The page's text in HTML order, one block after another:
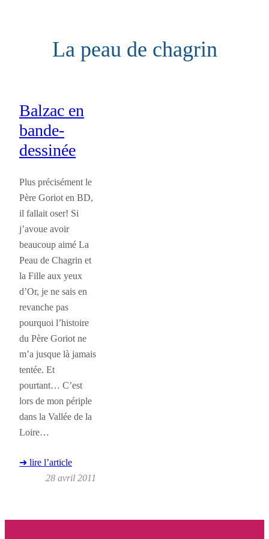
La peau de chagrin
Balzac en
bande-
dessinée
Plus précisément le
Père Goriot en BD,
il fallait oser! Si
j’avoue avoir
beaucoup aimé La
Peau de Chagrin et
la Fille aux yeux
d’Or, je ne sais en
revanche pas
pourquoi l’histoire
du Père Goriot ne
m’a jusque là jamais
tentée. Et
pourtant… C’est
lors de mon périple
dans la Vallée de la
Loire…
➜ lire l’article
28 avril 2011